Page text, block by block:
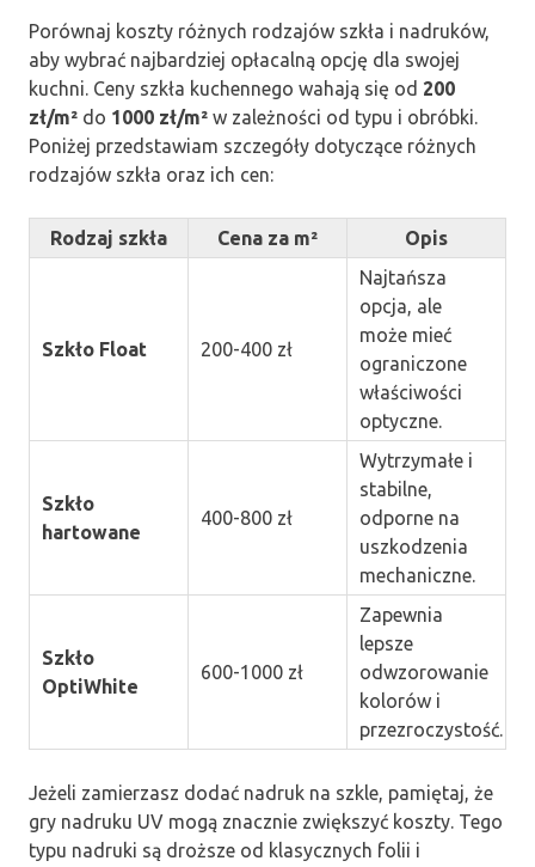
Porównaj koszty różnych rodzajów szkła i nadruków,
aby wybrać najbardziej opłacalną opcję dla swojej
kuchni. Ceny szkła kuchennego wahają się od 200
zł/m² do 1000 zł/m² w zależności od typu i obróbki.
Poniżej przedstawiam szczegóły dotyczące różnych
rodzajów szkła oraz ich cen:
Rodzaj szkła Cena za m² Opis
Szkło Float 200-400 zł
Najtańsza
opcja, ale
może mieć
ograniczone
właściwości
optyczne.
Szkło
hartowane
400-800 zł
Wytrzymałe i
stabilne,
odporne na
uszkodzenia
mechaniczne.
Szkło
OptiWhite
600-1000 zł
Zapewnia
lepsze
odwzorowanie
kolorów i
przezroczystość.
Jeżeli zamierzasz dodać nadruk na szkle, pamiętaj, że
gry nadruku UV mogą znacznie zwiększyć koszty. Tego
typu nadruki są droższe od klasycznych folii i